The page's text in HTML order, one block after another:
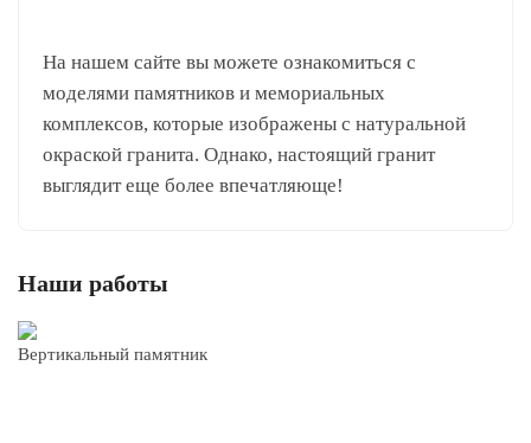
На нашем сайте вы можете ознакомиться с
моделями памятников и мемориальных
комплексов, которые изображены с натуральной
окраской гранита. Однако, настоящий гранит
выглядит еще более впечатляюще!
Наши работы
Вертикальный памятник